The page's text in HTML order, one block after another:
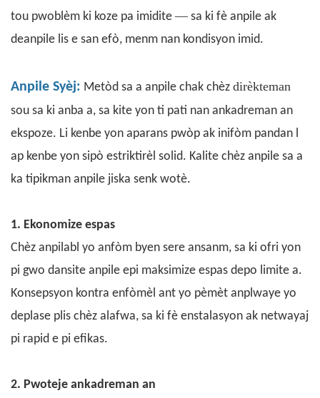
tou pwoblèm ki koze pa imidite — sa ki fè anpile ak
deanpile lis e san efò, menm nan kondisyon imid.
Anpile Syèj: Metòd sa a anpile chak chèz dirèkteman
sou sa ki anba a, sa kite yon ti pati nan ankadreman an
ekspoze. Li kenbe yon aparans pwòp ak inifòm pandan l
ap kenbe yon sipò estriktirèl solid. Kalite chèz anpile sa a
ka tipikman anpile jiska senk wotè.
1. Ekonomize espas
Chèz anpilabl yo anfòm byen sere ansanm, sa ki ofri yon
pi gwo dansite anpile epi maksimize espas depo limite a.
Konsepsyon kontra enfòmèl ant yo pèmèt anplwaye yo
deplase plis chèz alafwa, sa ki fè enstalasyon ak netwayaj
pi rapid e pi efikas.
2. Pwoteje ankadreman an